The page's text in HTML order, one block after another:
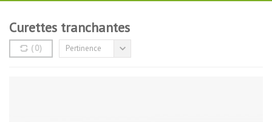
Curettes tranchantes
(0) Pertinence